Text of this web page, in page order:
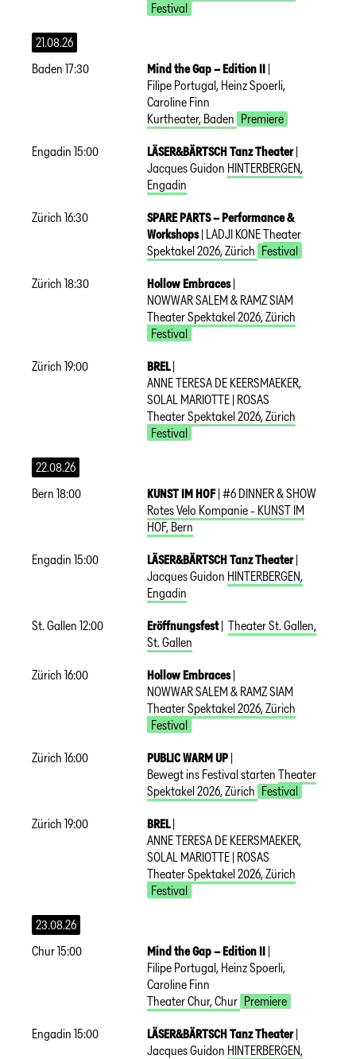
Festival
21.08.26
Baden 17:30 Mind the Gap – Edition II |
Filipe Portugal, Heinz Spoerli,
Caroline Finn
Kurtheater, Baden Premiere
Engadin 15:00 LÄSER&BÄRTSCH Tanz Theater |
Jacques Guidon HINTERBERGEN,
Engadin
Zürich 16:30
SPARE PARTS – Performance &
Workshops | LADJI KONETheater
Spektakel 2026,Zürich Festival
Zürich 18:30 Hollow Embraces |
NOWWAR SALEM & RAMZ SIAM
Theater Spektakel 2026,Zürich
Festival
Zürich 19:00 BREL |
ANNE TERESA DE KEERSMAEKER,
SOLAL MARIOTTE | ROSAS
Theater Spektakel 2026,Zürich
Festival
22.08.26
Bern 18:00 KUNST IM HOF |#6 DINNER & SHOW
Rotes Velo Kompanie - KUNST IM
HOF, Bern
Engadin 15:00 LÄSER&BÄRTSCH Tanz Theater |
Jacques Guidon HINTERBERGEN,
Engadin
St. Gallen 12:00 Eröffnungsfest | Theater St. Gallen,
St. Gallen
Zürich 16:00 Hollow Embraces |
NOWWAR SALEM & RAMZ SIAM
Theater Spektakel 2026,Zürich
Festival
Zürich 16:00 PUBLIC WARM UP |
Bewegt ins Festival starten Theater
Spektakel 2026,Zürich Festival
Zürich 19:00 BREL |
ANNE TERESA DE KEERSMAEKER,
SOLAL MARIOTTE | ROSAS
Theater Spektakel 2026,Zürich
Festival
23.08.26
Chur15:00 Mind the Gap – Edition II |
Filipe Portugal, Heinz Spoerli,
Caroline Finn
Theater Chur,Chur Premiere
Engadin 15:00 LÄSER&BÄRTSCH Tanz Theater |
Jacques Guidon HINTERBERGEN,